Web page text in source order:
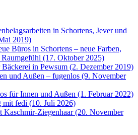
in Schortens, Jever und
2019)
Büros in Schortens – neue Farben,
Raumgefühl (17. Oktober 2025)
in Pewsum (2. Dezember 2019)
und Außen – fugenlos (9. November
für Innen und Außen (1. Februar 2022)
mit fedi (10. Juli 2026)
Kaschmir-Ziegenhaar (20. November